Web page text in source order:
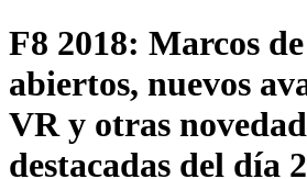
F8 2018: Marcos
abiertos, nuevos
VR y otras
destacadas del día 2